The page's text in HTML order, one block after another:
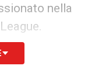
nella
sarebbero